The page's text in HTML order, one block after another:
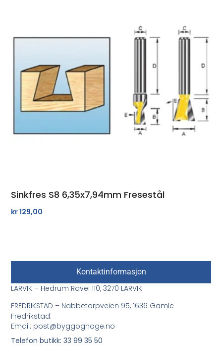
Sinkfres S8 6,35x7,94mm Fresestål
kr129,00
Kontaktinformasjon
LARVIK – Hedrum Ravei 110, 3270 LARVIK
FREDRIKSTAD – Nabbetorpveien 95, 1636 Gamle
Fredrikstad.
Email: post@byggoghage.no
Telefon butikk: 33 99 35 50